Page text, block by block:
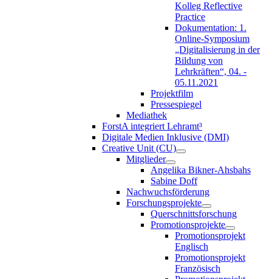
Kolleg Reflective
Practice
Dokumentation: 1.
Online-Symposium
„Digitalisierung in der
Bildung von
Lehrkräften“, 04. -
05.11.2021
Projektfilm
Pressespiegel
Mediathek
ForstA integriert Lehramt³
Digitale Medien Inklusive (DMI)
Creative Unit (CU)
Mitglieder
Angelika Bikner-Ahsbahs
Sabine Doff
Nachwuchsförderung
Forschungsprojekte
Querschnittsforschung
Promotionsprojekte
Promotionsprojekt
Englisch
Promotionsprojekt
Französisch